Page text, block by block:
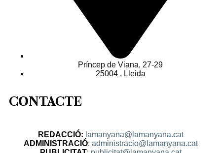
Príncep de Viana, 27-29
25004 , Lleida
CONTACTE
REDACCIÓ: lamanyana@lamanyana.cat
ADMINISTRACIÓ: administracio@lamanyana.cat